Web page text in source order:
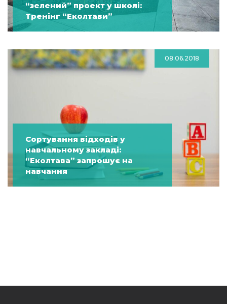
“зелений” проект у школі:
Тренінг “Еколтави”
08.06.2018
Сортування відходів у
навчальному закладі:
“Еколтава” запрошує на
навчання